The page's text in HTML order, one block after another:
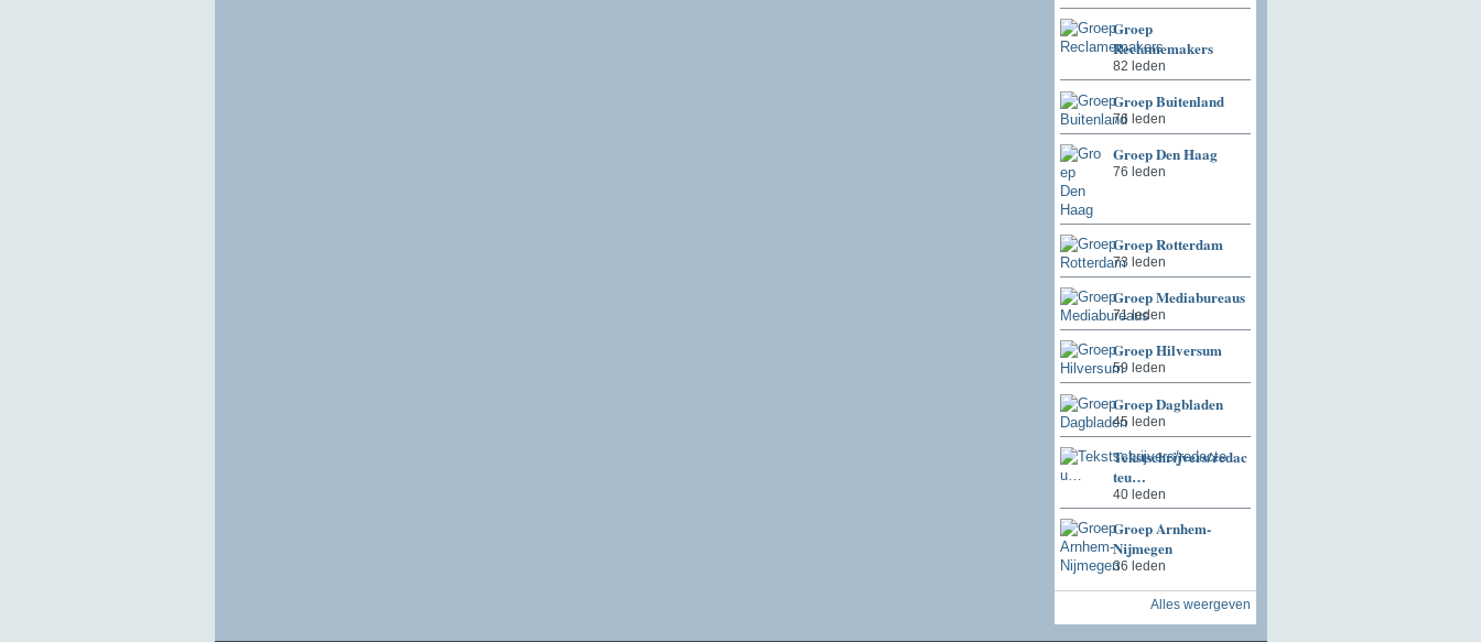
Groep
Reclamemakers
82 leden
Groep Buitenland
76 leden
Groep Den Haag
76 leden
Groep Rotterdam
73 leden
Groep Mediabureaus
71 leden
Groep Hilversum
59 leden
Groep Dagbladen
45 leden
Tekstschrijvers/redac
teu…
40 leden
Groep Arnhem-
Nijmegen
36 leden
Alles weergeven